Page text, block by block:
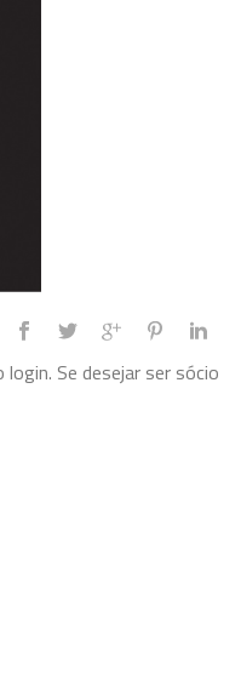
Se desejar ser sócio